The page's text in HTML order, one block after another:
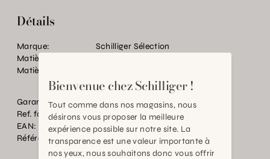
Détails
Marque:
Schilliger Sélection
Matière:
Matière:
Garantie:
2 Ans
Ref. fournisseur:
13010
EAN:
2000000288969
Référence:
TC.P06320.0000.0000.0000
Bienvenue chez Schilliger !
Tout comme dans nos magasins, nous
désirons vous proposer la meilleure
expérience possible sur notre site. La
transparence est une valeur importante à
nos yeux, nous souhaitons donc vous offrir